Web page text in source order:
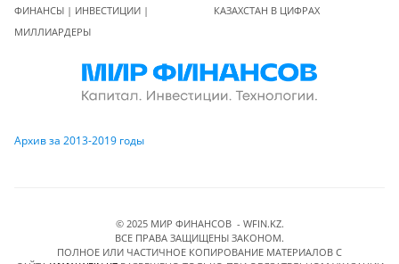
ФИНАНСЫ | ИНВЕСТИЦИИ |
МИЛЛИАРДЕРЫ
КАЗАХСТАН В ЦИФРАХ
Архив за 2013-2019 годы
© 2025 МИР ФИНАНСОВ - WFIN.KZ.
ВСЕ ПРАВА ЗАЩИЩЕНЫ ЗАКОНОМ.
ПОЛНОЕ ИЛИ ЧАСТИЧНОЕ КОПИРОВАНИЕ МАТЕРИАЛОВ C